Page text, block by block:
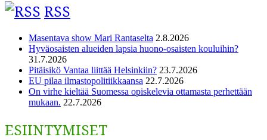
RSS
Masentava show Mari Rantaselta 2.8.2026
Hyväosaisten alueiden lapsia huono-osaisten kouluihin?
31.7.2026
Pitäisikö Vantaa liittää Helsinkiin? 23.7.2026
EU pilaa ilmastopolitiikkaansa 22.7.2026
On virhe kieltää Suomessa opiskelevia ottamasta perhettään
mukaan. 22.7.2026
ESIINTYMISET